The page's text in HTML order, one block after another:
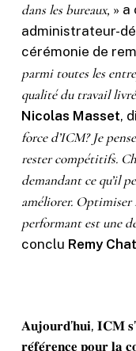
dans les bureaux, » a
administrateur-
cérémonie de
parmi toutes les
qualité du travail
Nicolas Masset,
force d’ICM? Je
rester compétitifs.
demandant ce qu’il
améliorer. Optimiser
performant est une
conclu Remy
𝐀𝐮𝐣𝐨𝐮𝐫𝐝’𝐡𝐮𝐢, 𝐈𝐂𝐌
𝐫𝐞́𝐟𝐞́𝐫𝐞𝐧𝐜𝐞 𝐩𝐨𝐮𝐫 𝐥𝐚